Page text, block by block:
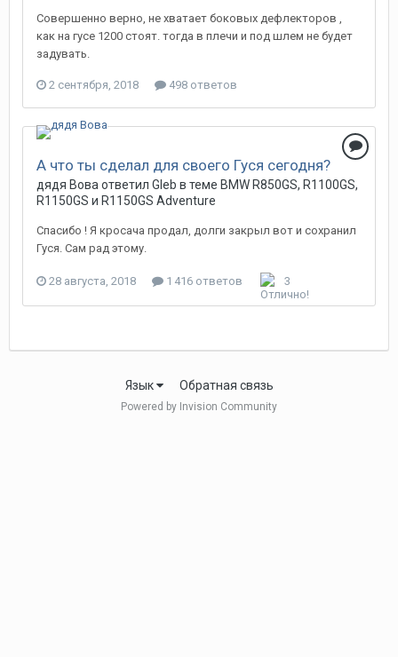
Совершенно верно, не хватает боковых дефлекторов ,
как на гусе 1200 стоят. тогда в плечи и под шлем не будет
задувать.
2 сентября, 2018 498 ответов
А что ты сделал для своего Гуся сегодня?
дядя Вова ответил Gleb в теме BMW R850GS, R1100GS,
R1150GS и R1150GS Adventure
Спасибо ! Я кросача продал, долги закрыл вот и сохранил
Гуся. Сам рад этому.
28 августа, 2018 1 416 ответов 3
Язык Обратная связь
Powered by Invision Community